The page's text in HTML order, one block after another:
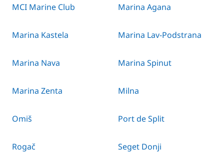
MCI Marine Club Marina Agana
Marina Kastela Marina Lav-Podstrana
Marina Nava Marina Spinut
Marina Zenta Milna
Omiš Port de Split
Rogač Seget Donji